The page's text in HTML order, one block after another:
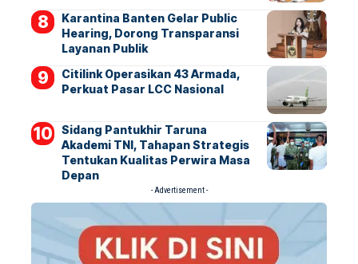
Karantina Banten Gelar Public
Hearing, Dorong Transparansi
Layanan Publik
Citilink Operasikan 43 Armada,
Perkuat Pasar LCC Nasional
Sidang Pantukhir Taruna
Akademi TNI, Tahapan Strategis
Tentukan Kualitas Perwira Masa
Depan
- Advertisement -